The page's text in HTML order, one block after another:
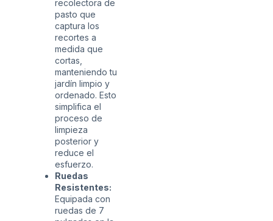
recolectora de
pasto que
captura los
recortes a
medida que
cortas,
manteniendo tu
jardín limpio y
ordenado. Esto
simplifica el
proceso de
limpieza
posterior y
reduce el
esfuerzo.
Ruedas
Resistentes:
Equipada con
ruedas de 7